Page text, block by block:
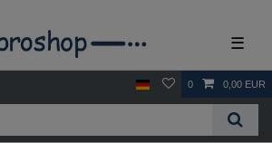
☰
0 0,00 EUR